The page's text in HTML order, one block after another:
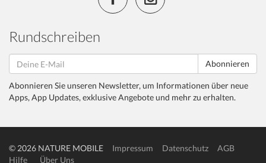
Rundschreiben
Abonnieren
Abonnieren Sie unseren Newsletter, um Informationen über neue
Apps, App Updates, exklusive Angebote und mehr zu erhalten.
© 2026 NATURE MOBILE Impressum Datenschutz
AGB
Hilfe
Über Uns